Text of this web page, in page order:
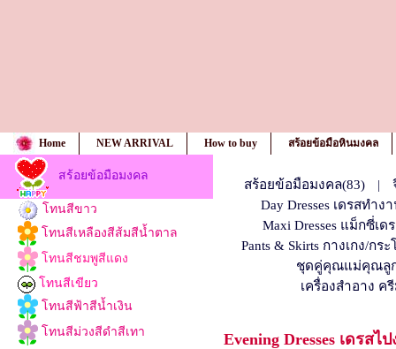
Home NEW ARRIVAL How to buy สร้อยข้อมือหินมงคล
สร้อยข้อมือมงคล
โทนสีขาว
โทนสีเหลืองสีส้มสีน้ำตาล
โทนสีชมพูสีแดง
โทนสีเขียว
โทนสีฟ้าสีน้ำเงิน
โทนสีม่วงสีดำสีเทา
สร้อยข้อมือมงคล(83)
Day Dresses เดรสทำง
Maxi Dresses แม็กซี่เด
Pants & Skirts กางเกง/กระ
ชุดคู่คุณแม่คุณลู
เครื่องสำอาง
Evening Dresses เดรสไ